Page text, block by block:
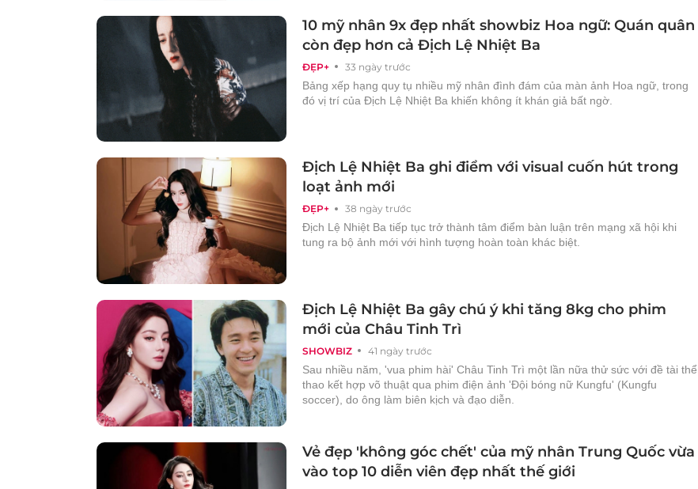
ĐẸP+ 33 ngày trước
10 mỹ nhân 9x đẹp nhất showbiz Hoa ngữ: Quán quân
còn đẹp hơn cả Địch Lệ Nhiệt Ba
Bảng xếp hạng quy tụ nhiều mỹ nhân đình đám của màn ảnh Hoa ngữ, trong
đó vị trí của Địch Lệ Nhiệt Ba khiến không ít khán giả bất ngờ.
ĐẸP+ 38 ngày trước
Địch Lệ Nhiệt Ba ghi điểm với visual cuốn hút trong
loạt ảnh mới
Địch Lệ Nhiệt Ba tiếp tục trở thành tâm điểm bàn luận trên mạng xã hội khi
tung ra bộ ảnh mới với hình tượng hoàn toàn khác biệt.
SHOWBIZ 41 ngày trước
Địch Lệ Nhiệt Ba gây chú ý khi tăng 8kg cho phim
mới của Châu Tinh Trì
Sau nhiều năm, 'vua phim hài' Châu Tinh Trì một lần nữa thử sức với đề tài thể
thao kết hợp võ thuật qua phim điện ảnh 'Đội bóng nữ Kungfu' (Kungfu
soccer), do ông làm biên kịch và đạo diễn.
Vẻ đẹp 'không góc chết' của mỹ nhân Trung Quốc vừa
vào top 10 diễn viên đẹp nhất thế giới